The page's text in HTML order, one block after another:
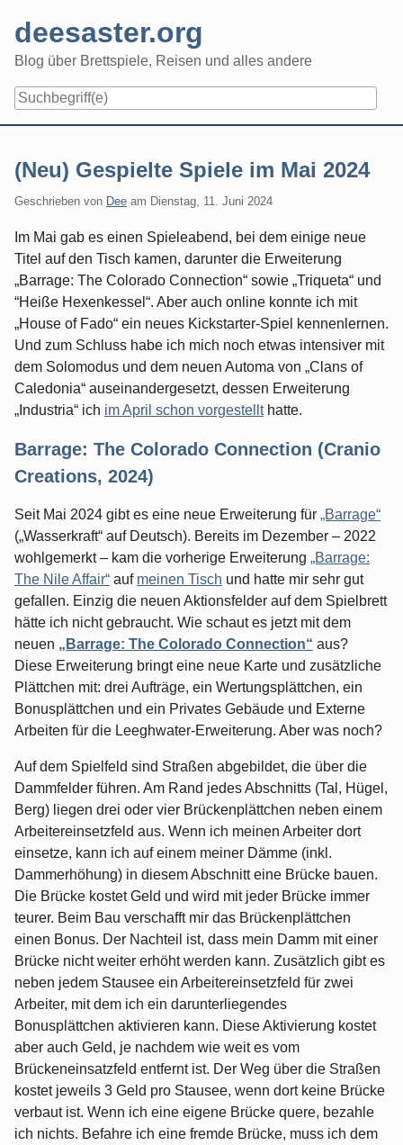
content
deesaster.org
Blog über Brettspiele, Reisen und alles andere
(Neu) Gespielte Spiele im Mai 2024
Geschrieben von Dee am Dienstag, 11. Juni 2024
Im Mai gab es einen Spieleabend, bei dem einige neue
Titel auf den Tisch kamen, darunter die Erweiterung
„Barrage: The Colorado Connection“ sowie „Triqueta“ und
“Heiße Hexenkessel“. Aber auch online konnte ich mit
„House of Fado“ ein neues Kickstarter-Spiel kennenlernen.
Und zum Schluss habe ich mich noch etwas intensiver mit
dem Solomodus und dem neuen Automa von „Clans of
Caledonia“ auseinandergesetzt, dessen Erweiterung
„Industria“ ich im April schon vorgestellthatte.
Barrage: The Colorado Connection (Cranio
Creations, 2024)
Seit Mai 2024 gibt es eine neue Erweiterung für „Barrage“
(„Wasserkraft“ auf Deutsch). Bereits im Dezember – 2022
wohlgemerkt – kam die vorherige Erweiterung „Barrage:
The Nile Affair“ auf meinen Tisch und hatte mir sehr gut
gefallen. Einzig die neuen Aktionsfelder auf dem Spielbrett
hätte ich nicht gebraucht. Wie schaut es jetzt mit dem
neuen „Barrage: The Colorado Connection“ aus?
Diese Erweiterung bringt eine neue Karte und zusätzliche
Plättchen mit: drei Aufträge, ein Wertungsplättchen, ein
Bonusplättchen und ein Privates Gebäude und Externe
Arbeiten für die Leeghwater-Erweiterung. Aber was noch?
Auf dem Spielfeld sind Straßen abgebildet, die über die
Dammfelder führen. Am Rand jedes Abschnitts (Tal, Hügel,
Berg) liegen drei oder vier Brückenplättchen neben einem
Arbeitereinsetzfeld aus. Wenn ich meinen Arbeiter dort
einsetze, kann ich auf einem meiner Dämme (inkl.
Dammerhöhung) in diesem Abschnitt eine Brücke bauen.
Die Brücke kostet Geld und wird mit jeder Brücke immer
teurer. Beim Bau verschafft mir das Brückenplättchen
einen Bonus. Der Nachteil ist, dass mein Damm mit einer
Brücke nicht weiter erhöht werden kann. Zusätzlich gibt es
neben jedem Stausee ein Arbeitereinsetzfeld für zwei
Arbeiter, mit dem ich ein darunterliegendes
Bonusplättchen aktivieren kann. Diese Aktivierung kostet
aber auch Geld, je nachdem wie weit es vom
Brückeneinsatzfeld entfernt ist. Der Weg über die Straßen
kostet jeweils 3 Geld pro Stausee, wenn dort keine Brücke
verbaut ist. Wenn ich eine eigene Brücke quere, bezahle
ich nichts. Befahre ich eine fremde Brücke, muss ich dem